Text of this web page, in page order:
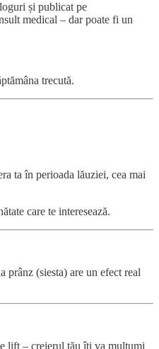
și publicat pe
medical – dar poate fi un
trecută.
ta în perioada lăuziei, cea mai
care te interesează.
(siesta) are un efect real
lift – creierul tău îți va mulțumi